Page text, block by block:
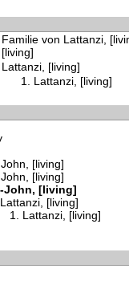
Familie von Lattanzi,
[living]
Lattanzi, [living]
Lattanzi, [living]
[living]
[living]
John, [living]
Lattanzi, [living]
Lattanzi, [living]